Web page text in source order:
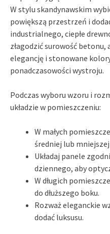
W stylu skandynawskim
powiększą przestrzeń i
industrialnego, ciepłe
złagodzić surowość
elegancję i stonowane
ponadczasowości wystroju.
Podczas wyboru wzoru i
układzie w pomieszczeniu:
W małych
średniej lub
Układaj panele
dziennego, aby
W długich
do dłuższego boku.
Rozważ eleganckie
dodać luksusu.